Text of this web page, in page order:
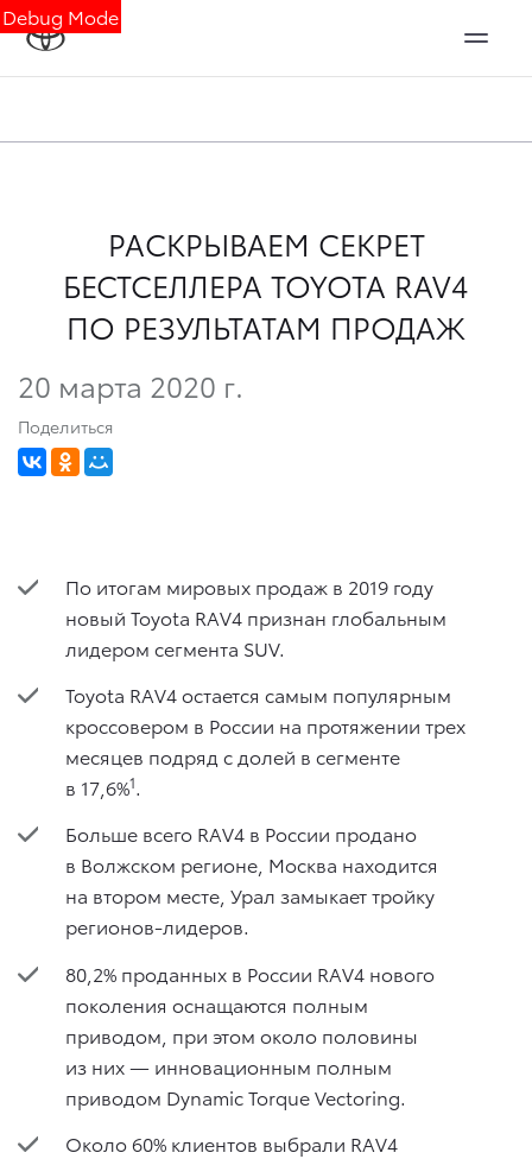
Debug Mode
РАСКРЫВАЕМ СЕКРЕТ
БЕСТСЕЛЛЕРА TOYOTA RAV4
ПО РЕЗУЛЬТАТАМ ПРОДАЖ
20 марта 2020 г.
Поделиться
По итогам мировых продаж в 2019 году
новый Toyota RAV4 признан глобальным
лидером сегмента SUV.
Toyota RAV4 остается самым популярным
кроссовером в России на протяжении трех
месяцев подряд с долей в сегменте
в 17,6%1.
Больше всего RAV4 в России продано
в Волжском регионе, Москва находится
на втором месте, Урал замыкает тройку
регионов-лидеров.
80,2% проданных в России RAV4 нового
поколения оснащаются полным
приводом, при этом около половины
из них — инновационным полным
приводом Dynamic Torque Vectoring.
Около 60% клиентов выбрали RAV4